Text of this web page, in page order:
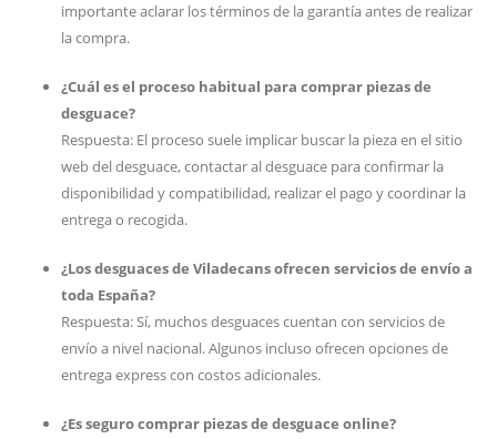
importante aclarar los términos de la garantía antes de realizar
la compra.
¿Cuál es el proceso habitual para comprar piezas de
desguace?
Respuesta: El proceso suele implicar buscar la pieza en el sitio
web del desguace, contactar al desguace para confirmar la
disponibilidad y compatibilidad, realizar el pago y coordinar la
entrega o recogida.
¿Los desguaces de Viladecans ofrecen servicios de envío a
toda España?
Respuesta: Sí, muchos desguaces cuentan con servicios de
envío a nivel nacional. Algunos incluso ofrecen opciones de
entrega express con costos adicionales.
¿Es seguro comprar piezas de desguace online?